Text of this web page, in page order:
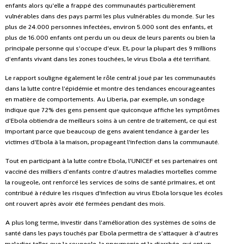
enfants alors qu'elle a frappé des communautés particulièrement
vulnérables dans des pays parmi les plus vulnérables du monde. Sur les
plus de 24.000 personnes infectées, environ 5.000 sont des enfants, et
plus de 16.000 enfants ont perdu un ou deux de leurs parents ou bien la
principale personne qui s'occupe d'eux. Et, pour la plupart des 9 millions
d'enfants vivant dans les zones touchées, le virus Ebola a été terrifiant.
Le rapport souligne également le rôle central joué par les communautés
dans la lutte contre l'épidémie et montre des tendances encourageantes
en matière de comportements. Au Liberia, par exemple, un sondage
indique que 72% des gens pensent que quiconque affiche les symptômes
d'Ebola obtiendra de meilleurs soins à un centre de traitement, ce qui est
important parce que beaucoup de gens avaient tendance à garder les
victimes d'Ebola à la maison, propageant l'infection dans la communauté.
Tout en participant à la lutte contre Ebola, l'UNICEF et ses partenaires ont
vacciné des milliers d'enfants contre d'autres maladies mortelles comme
la rougeole, ont renforcé les services de soins de santé primaires, et ont
contribué à réduire les risques d'infection au virus Ebola lorsque les écoles
ont rouvert après avoir été fermées pendant des mois.
A plus long terme, investir dans l'amélioration des systèmes de soins de
santé dans les pays touchés par Ebola permettra de s'attaquer à d'autres